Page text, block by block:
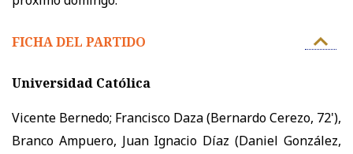
FICHA DEL PARTIDO
Universidad Católica
Vicente Bernedo; Francisco Daza (Bernardo Cerezo, 72'),
Branco Ampuero, Juan Ignacio Díaz (Daniel González,